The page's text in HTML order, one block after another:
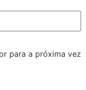
para a próxima vez